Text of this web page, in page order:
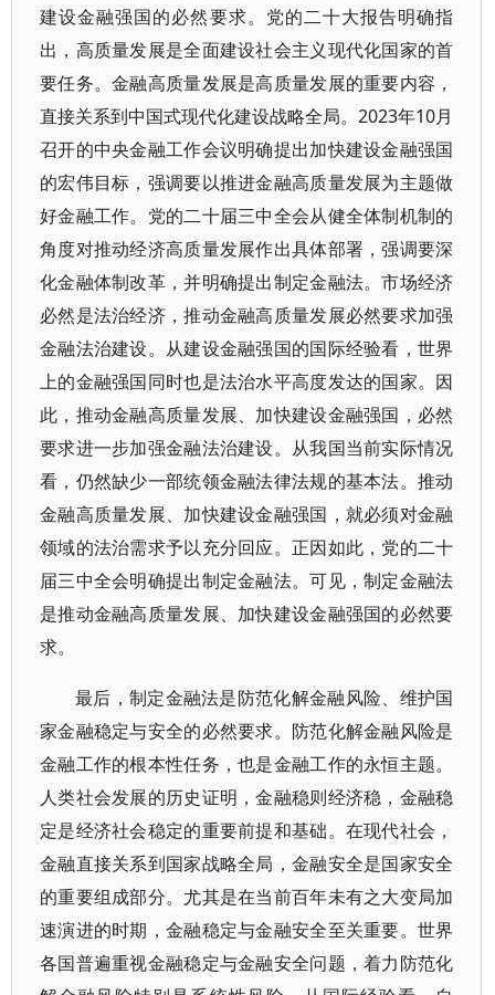
建设金融强国的必然要求。党的二十大报告明确指
出，高质量发展是全面建设社会主义现代化国家的首
要任务。金融高质量发展是高质量发展的重要内容，
直接关系到中国式现代化建设战略全局。2023年10月
召开的中央金融工作会议明确提出加快建设金融强国
的宏伟目标，强调要以推进金融高质量发展为主题做
好金融工作。党的二十届三中全会从健全体制机制的
角度对推动经济高质量发展作出具体部署，强调要深
化金融体制改革，并明确提出制定金融法。市场经济
必然是法治经济，推动金融高质量发展必然要求加强
金融法治建设。从建设金融强国的国际经验看，世界
上的金融强国同时也是法治水平高度发达的国家。因
此，推动金融高质量发展、加快建设金融强国，必然
要求进一步加强金融法治建设。从我国当前实际情况
看，仍然缺少一部统领金融法律法规的基本法。推动
金融高质量发展、加快建设金融强国，就必须对金融
领域的法治需求予以充分回应。正因如此，党的二十
届三中全会明确提出制定金融法。可见，制定金融法
是推动金融高质量发展、加快建设金融强国的必然要
求。
最后，制定金融法是防范化解金融风险、维护国
家金融稳定与安全的必然要求。防范化解金融风险是
金融工作的根本性任务，也是金融工作的永恒主题。
人类社会发展的历史证明，金融稳则经济稳，金融稳
定是经济社会稳定的重要前提和基础。在现代社会，
金融直接关系到国家战略全局，金融安全是国家安全
的重要组成部分。尤其是在当前百年未有之大变局加
速演进的时期，金融稳定与金融安全至关重要。世界
各国普遍重视金融稳定与金融安全问题，着力防范化